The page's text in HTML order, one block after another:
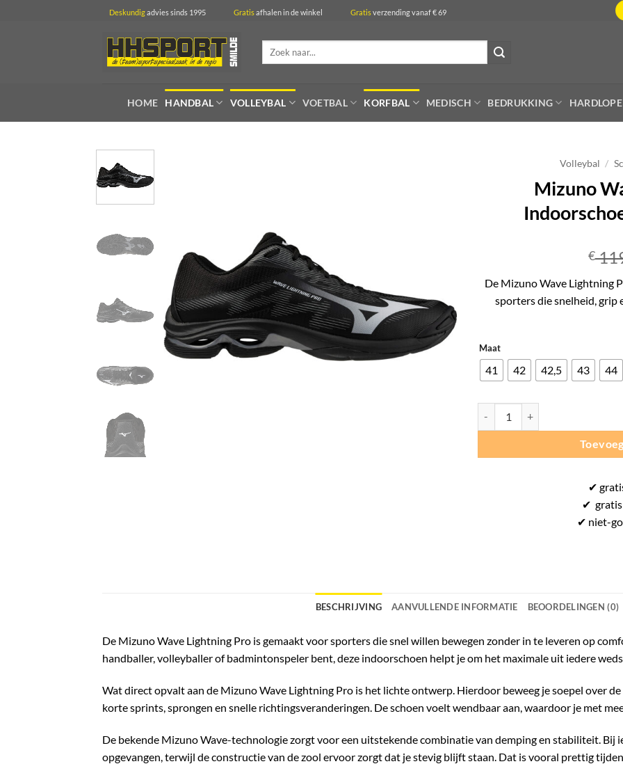
Deskundig advies sinds 1995 Gratis afhalen in de winkel Gratis verzending vanaf € 69
Zoeken
HOME HANDBAL VOLLEYBAL VOETBAL KORFBAL MEDISCH BEDRUKKING
Volleybal /
Mizuno
€
De MizunoWave Lightning
sporters die snelheid,
Maat
41 42 42,5 43 44
✔
✔ gratis
✔ niet-
BESCHRIJVING AANVULLENDE INFORMATIE BEOORDELINGEN (0)
De MizunoWave Lightning Pro is gemaakt voor sporters die snel willen bewegen zonder in te leveren op
handballer, volleyballer of badmintonspeler bent, deze indoorschoen helpt je om het maximale uit iedere
Wat direct opvalt aan de Mizuno Wave Lightning Pro is het lichte ontwerp. Hierdoor beweeg je soepel over
korte sprints, sprongen en snelle richtingsveranderingen. De schoen voelt wendbaar aan, waardoor je met
De bekende Mizuno Wave-technologie zorgt voor een uitstekende combinatie van demping en stabiliteit. Bij
opgevangen, terwijl de constructie van de zool ervoor zorgt dat je stevig blijft staan. Dat is vooral prettig